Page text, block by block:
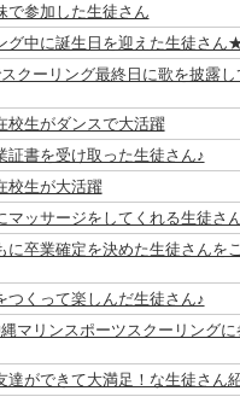
で参加した生徒さん
グ中に誕生日を迎えた生徒さん
スクーリング最終日に歌を披露し
校生がダンスで大活躍
証書を受け取った生徒さん♪
校生が大活躍
マッサージをしてくれる生徒さ
に卒業確定を決めた生徒さんを
つくって楽しんだ生徒さん♪
縄マリンスポーツスクーリングに
達ができて大満足！な生徒さん